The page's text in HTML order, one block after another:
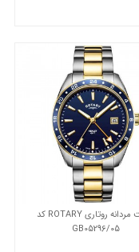
ساعت مردانه روتاری ROTARY کد
GB05296/05